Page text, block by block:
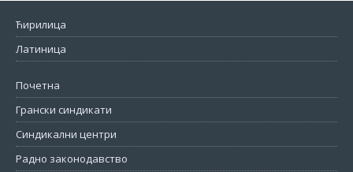
Ћирилица
Латиница
Почетна
Грански синдикати
Синдикални центри
Радно законодавство